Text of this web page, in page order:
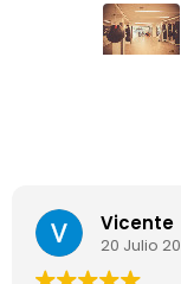
Vicente
20 Julio